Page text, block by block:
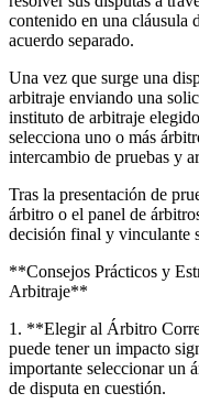
contenido en una cláusula
acuerdo separado.
Una vez que surge una
arbitraje enviando una
instituto de arbitraje
selecciona uno o más
intercambio de pruebas y
Tras la presentación de
árbitro o el panel de
decisión final y vinculante
**Consejos Prácticos y
Arbitraje**
1. **Elegir al Árbitro
puede tener un impacto
importante seleccionar un
de disputa en cuestión.